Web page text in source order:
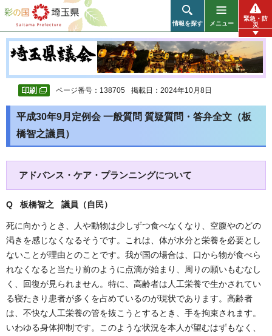
彩の国 埼玉県
情報を探す メニュー
緊急・防
災
ページ番号：138705 掲載日：2024年10月8日
平成30年9月定例会 一般質問 質疑質問・答弁全文（板
橋智之議員）
アドバンス・ケア・プランニングについて
Q 板橋智之 議員（自民）
死に向かうとき、人や動物は少しずつ食べなくなり、空腹やのどの
渇きを感じなくなるそうです。これは、体が水分と栄養を必要とし
ないことが理由とのことです。我が国の場合は、口から物が食べら
れなくなると当たり前のように点滴が始まり、周りの願いもむなし
く、回復が見られません。特に、高齢者は人工栄養で生かされてい
る寝たきり患者が多くを占めているのが現状であります。高齢者
は、不快な人工栄養の管を抜こうとするとき、手を拘束されます。
いわゆる身体抑制です。このような状況を本人が望むはずもなく、